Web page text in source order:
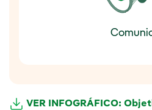
VER INFOGRÁFICO: